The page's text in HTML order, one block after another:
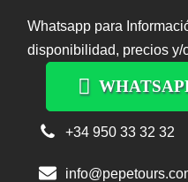
Whatsapp para
disponibilidad, precios y/
+34 950 33 32 32